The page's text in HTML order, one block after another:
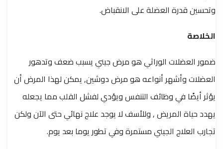
وتحسين قدرة العضلة على الانقباض.
الخلاصة
ضمور العضلات الوراثي هو مرض جيني يسبب ضعف وتدهور
العضلات وأشهر أنواعه هو مرض دوشين, يمكن لهذا المرض أن
يؤثر أيضًا في وظائف التنفس ويؤدي لفشل القلب مما يجعله
يهدد حياة المريض , وللأسف لا يوجد علاج نهائي حتى الآن ولكن
تجارب العلاج الجيني مستمرة وفي تطور يوما بعد يوم.